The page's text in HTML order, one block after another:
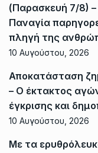
(Παρασκευή 7/8) –
Παναγία
πληγή της
10 Αυγούστου, 2026
Αποκατάσταση
– Ο έκτακτος
έγκρισης και
10 Αυγούστου, 2026
Με τα